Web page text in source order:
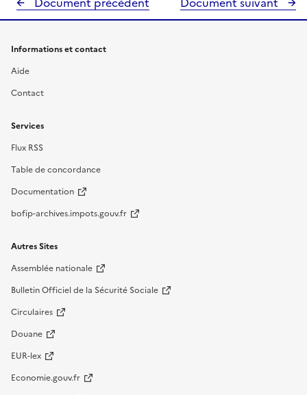
Informations et contact
Aide
Contact
Services
Flux RSS
Table de concordance
Documentation
bofip-archives.impots.gouv.fr
Autres Sites
Assemblée nationale
Bulletin Officiel de la Sécurité Sociale
Circulaires
Douane
EUR-lex
Economie.gouv.fr